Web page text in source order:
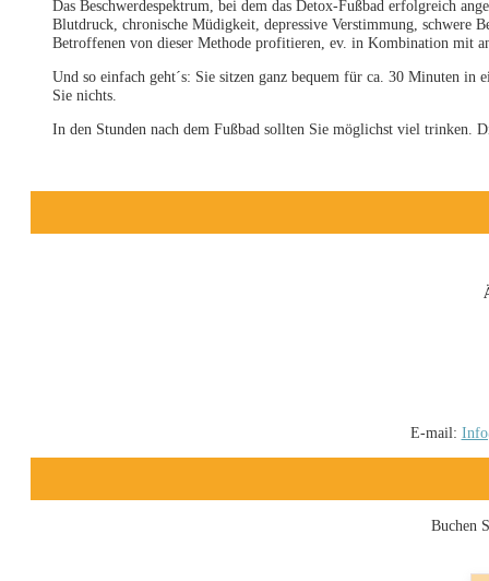
Das Beschwerdespektrum, bei dem das Detox-Fußbad erfolgreich
Blutdruck, chronische Müdigkeit, depressive Verstimmung, schwere
Betroffenen von dieser Methode profitieren, ev. in Kombination mit
Und so einfach geht´s: Sie sitzen ganz bequem für ca. 30 Minuten
Sie nichts.
In den Stunden nach dem Fußbad sollten Sie möglichst viel trinken.
E-mail:
Buchen